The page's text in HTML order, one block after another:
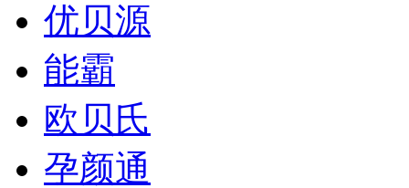
优贝源
能霸
欧贝氏
孕颜通